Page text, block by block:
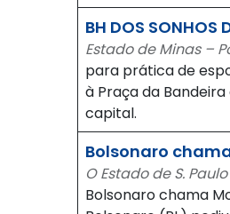
BH DOS SONHOS
Estado de Minas –
para prática de
à Praça da
capital.
Bolsonaro
O Estado de S.
Bolsonaro chama